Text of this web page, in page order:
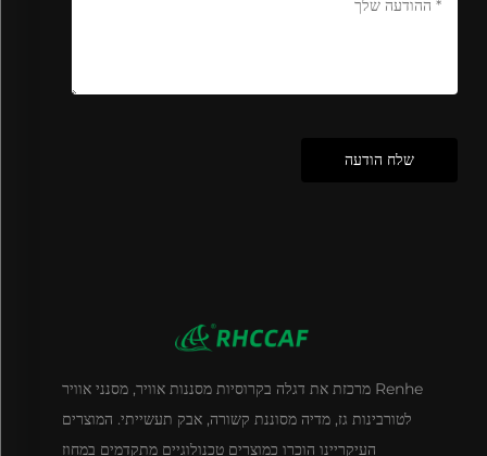
שלח הודעה
Renhe מרכזת את דגלה בקרוסיות מסננות אוויר, מסנני אוויר
לטורבינות גז, מדיה מסוננת קשורה, אבק תעשייתי. המוצרים
העיקריינו הוכרו כמוצרים טכנולוגיים מתקדמים במחוז